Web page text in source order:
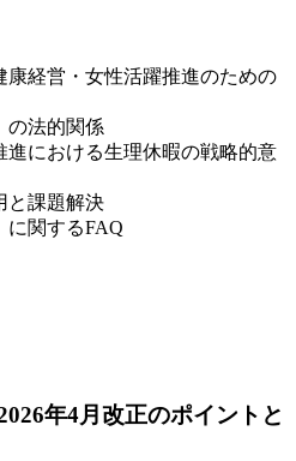
康経営・女性活躍推進のための
の法的関係
進における生理休暇の戦略的意
と課題解決
に関するFAQ
年4月改正のポイントと